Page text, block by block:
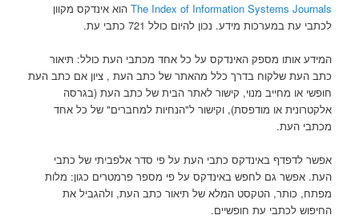
The Index of Information Systems Journals הוא אינדקס מקוון
לכתבי עת במערכות מידע. נכון להיום כולל 721 כתבי עת.
המידע אותו מספק האינדקס על כל אחד מכתבי העת כולל: תיאור
כתב העת שלקוח בדרך כלל מהאתר של כתב העת , ציון אם כתב העת
חופשי או מחייב מנוי, קישור לאתר הבית של כתב העת (בגרסה
אלקטרונית או מודפסת), וקישור ל"הנחיות למחברים" של כל אחד
מכתבי העת.
אפשר לדפדף באינדקס כתבי העת על פי סדר אלפביתי של כתבי
העת. אפשר גם לחפש באינדקס על פי מספר פרמטרים כגון: מלות
מפתח, כותר, הטקסט המלא של תיאור כתב העת, ולהגביל את
החיפוש לכתבי עת חופשיים.